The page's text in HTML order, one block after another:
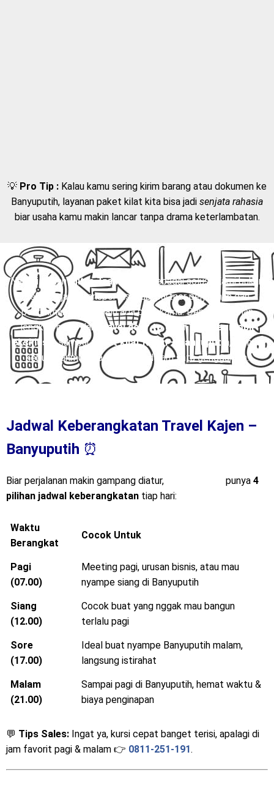
💡 Pro Tip : Kalau kamu sering kirim barang atau dokumen ke
Banyuputih, layanan paket kilat kita bisa jadi senjata rahasia
biar usaha kamu makin lancar tanpa drama keterlambatan.
Nah, di sinilah Mitra Trans
hadir sebagai solusi. Kami bukan
sekadar jasa transportasi, tapi partner perjalanan dan
pengiriman yang selalu ada buat kamu. Dengan layanan
lengkap mulai dari
travel door to door,
charter mobil
eksklusif , sampaipaket kilat Kajen – Banyuputih, semua
kebutuhanmu bisa terpenuhi dalam satu genggaman.
Jadwal Keberangkatan Travel Kajen –
Banyuputih ⏰
Biar perjalanan makin gampang diatur, punya 4
pilihan jadwal keberangkatan tiap hari:
Waktu
Berangkat
Cocok Untuk
Pagi
(07.00)
Meeting pagi, urusan bisnis, atau mau
nyampe siang di Banyuputih
Siang
(12.00)
Cocok buat yang nggak mau bangun
terlalu pagi
Sore
(17.00)
Ideal buat nyampe Banyuputih malam,
langsung istirahat
Malam
(21.00)
Sampai pagi di Banyuputih, hemat waktu &
biaya penginapan
💬 Tips Sales: Ingat ya, kursi cepat banget terisi, apalagi di
jam favorit pagi & malam 👉 0811-251-191.